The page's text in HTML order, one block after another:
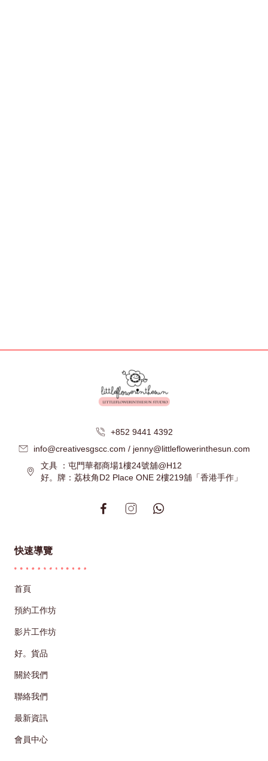
+852 9441 4392
info@creativesgscc.com / jenny@littleflowerinthesun.com
文具 ：屯門華都商場1樓24號舖@H12
好。牌：荔枝角D2 Place ONE 2樓219舖「香港手作」
快速導覽
首頁
預約工作坊
影片工作坊
好。貨品
關於我們
聯絡我們
最新資訊
會員中心